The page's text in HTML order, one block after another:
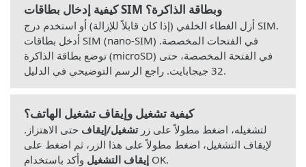
كيفية إدخال بطاقات SIM وبطاقة الذاكرة؟
أزل الغطاء الخلفي (إذا كان قابلاً للإزالة) أو استخدم درج SIM.
أدخل بطاقات SIM (nano-SIM) في الفتحات المخصصة.
توضع بطاقة الذاكرة (microSD) في الفتحة المخصصة، حتى
32 جيجابايت. راجع الرسم التوضيحي في الدليل.
كيفية تشغيل وإيقاف تشغيل الهاتف؟
لتشغيله، اضغط مطولاً على زرتشغيل/إيقاف حتى الاهتزاز.
لإيقاف التشغيل، اضغط مطولاً على هذا الزر، ثم اضغط على
إيقاف التشغيل وأكد باستخدام OK.